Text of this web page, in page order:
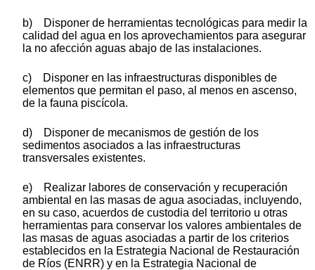
b) Disponer de herramientas tecnológicas para medir la
calidad del agua en los aprovechamientos para asegurar
la no afección aguas abajo de las instalaciones.
c) Disponer en las infraestructuras disponibles de
elementos que permitan el paso, al menos en ascenso,
de la fauna piscícola.
d) Disponer de mecanismos de gestión de los
sedimentos asociados a las infraestructuras
transversales existentes.
e) Realizar labores de conservación y recuperación
ambiental en las masas de agua asociadas, incluyendo,
en su caso, acuerdos de custodia del territorio u otras
herramientas para conservar los valores ambientales de
las masas de aguas asociadas a partir de los criterios
establecidos en la Estrategia Nacional de Restauración
de Ríos (ENRR) y en la Estrategia Nacional de